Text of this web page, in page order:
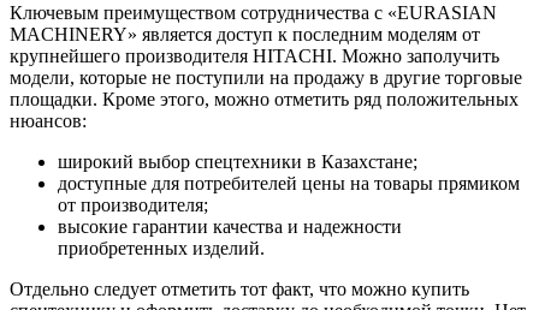
Ключевым преимуществом сотрудничества с «EURASIAN
MACHINERY» является доступ к последним моделям от
крупнейшего производителя HITACHI. Можно заполучить
модели, которые не поступили на продажу в другие торговые
площадки. Кроме этого, можно отметить ряд положительных
нюансов:
широкий выбор спецтехники в Казахстане;
доступные для потребителей цены на товары прямиком
от производителя;
высокие гарантии качества и надежности
приобретенных изделий.
Отдельно следует отметить тот факт, что можно купить